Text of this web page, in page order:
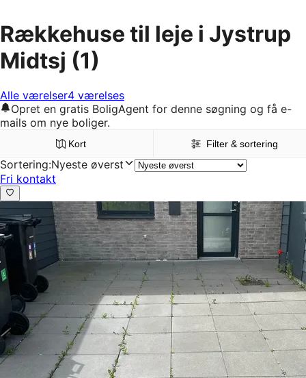
Rækkehuse til leje i Jystrup
Midtsj (1)
Alle værelser4 værelses
Opret en gratis BoligAgent for denne søgning og få e-
mails om nye boliger.
Kort Filter & sortering
Sortering:Nyeste øverst
Fri kontakt